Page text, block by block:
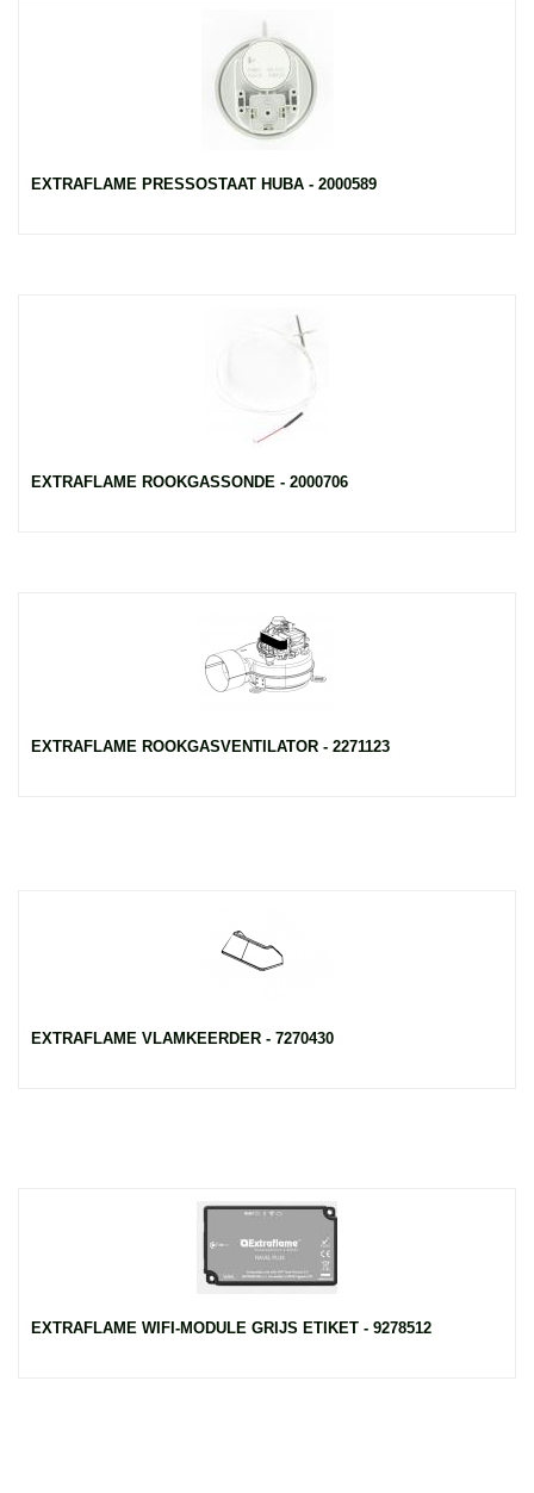
EXTRAFLAME PRESSOSTAAT HUBA - 2000589
EXTRAFLAME ROOKGASSONDE - 2000706
EXTRAFLAME ROOKGASVENTILATOR - 2271123
EXTRAFLAME VLAMKEERDER - 7270430
EXTRAFLAME WIFI-MODULE GRIJS ETIKET - 9278512